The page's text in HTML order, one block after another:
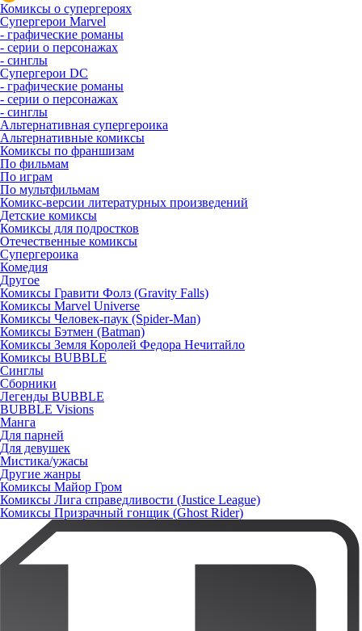
Комиксы о супергероях
Супергерои Marvel
- графические романы
- серии о персонажах
- синглы
Супергерои DC
- графические романы
- серии о персонажах
- синглы
Альтернативная супергероика
Альтернативные комиксы
Комиксы по франшизам
По фильмам
По играм
По мультфильмам
Комикс-версии литературных произведений
Детские комиксы
Комиксы для подростков
Отечественные комиксы
Супергероика
Комедия
Другое
Комиксы Гравити Фолз (Gravity Falls)
Комиксы Marvel Universe
Комиксы Человек-паук (Spider-Man)
Комиксы Бэтмен (Batman)
Комиксы Земля Королей Федора Нечитайло
Комиксы BUBBLE
Синглы
Сборники
Легенды BUBBLE
BUBBLE Visions
Манга
Для парней
Для девушек
Мистика/ужасы
Другие жанры
Комиксы Майор Гром
Комиксы Лига справедливости (Justice League)
Комиксы Призрачный гонщик (Ghost Rider)